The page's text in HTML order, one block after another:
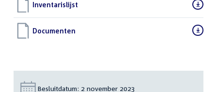
Download
Inventarislijst
Download
Documenten
Besluitdatum: 2 november 2023